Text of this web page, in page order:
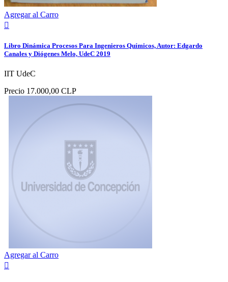
Agregar al Carro

Libro Dinámica Procesos Para Ingenieros Químicos, Autor: Edgardo
Canales y Diógenes Melo, UdeC 2019
IIT UdeC
Precio 17.000,00 CLP
Agregar al Carro
